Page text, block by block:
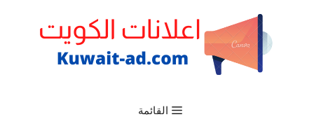
القائمة